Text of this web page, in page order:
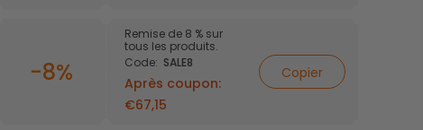
-8%
Remise de 8 % sur
tous les produits.
Code: SALE8
Après coupon:
€67,15
Copier